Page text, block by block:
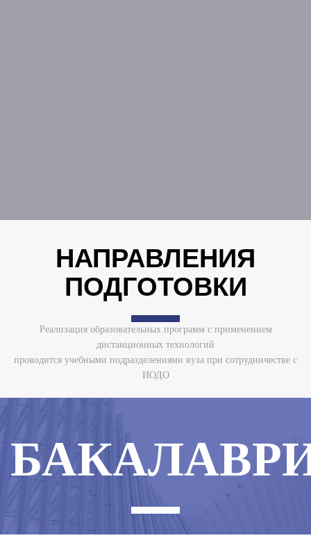
НАПРАВЛЕНИЯ
ПОДГОТОВКИ
Реализация образовательных программ с применением
дистанционных технологий
проводится учебными подразделениями вуза при сотрудничестве с
ИОДО